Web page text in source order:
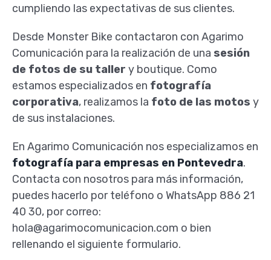
cumpliendo las expectativas de sus clientes.
Desde Monster Bike contactaron con Agarimo
Comunicación para la realización de una sesión
de fotos de su taller y boutique. Como
estamos especializados en fotografía
corporativa, realizamos la foto de las motos y
de sus instalaciones.
En Agarimo Comunicación nos especializamos en
fotografía para empresas en Pontevedra.
Contacta con nosotros para más información,
puedes hacerlo por teléfono o WhatsApp 886 21
40 30, por correo:
hola@agarimocomunicacion.com o bien
rellenando el siguiente formulario.